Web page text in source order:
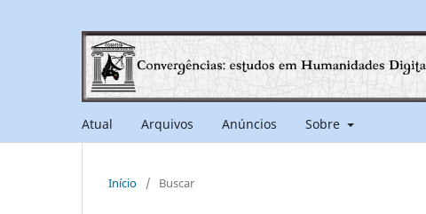
Atual Arquivos Anúncios Sobre
Início / Buscar